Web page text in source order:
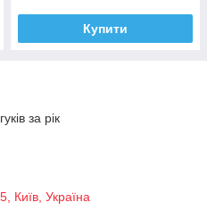
Купити
за рік
Київ, Україна